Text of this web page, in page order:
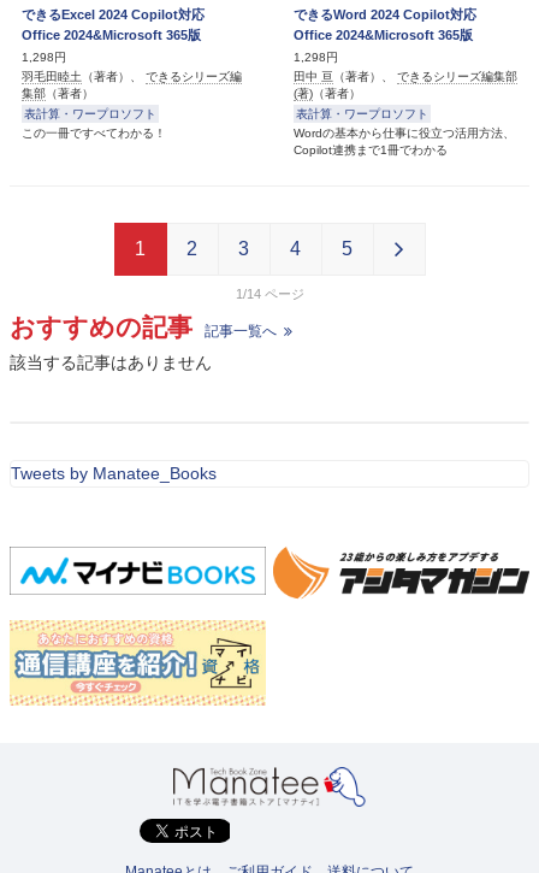
できるExcel 2024 Copilot対応
Office 2024&Microsoft 365版
1,298円
羽毛田睦土 （著者）、 できるシリーズ編
集部 （著者）
表計算・ワープロソフト
この一冊ですべてわかる！
できるWord 2024 Copilot対応
Office 2024&Microsoft 365版
1,298円
田中 亘 （著者）、 できるシリーズ編集部
(著) （著者）
表計算・ワープロソフト
Wordの基本から仕事に役立つ活用方法、
Copilot連携まで1冊でわかる
1/14
1 2 3 4 5
おすすめの記事 記事一覧へ
該当する記事はありません
Tweets by Manatee_Books